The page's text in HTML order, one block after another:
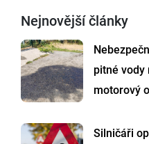
Nejnovější články
pitné vody
motorový
Silničáři